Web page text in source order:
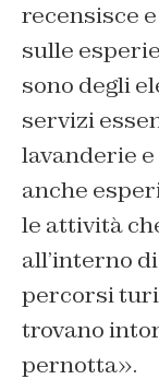
recensisce
sulle
sono degli
servizi
lavanderie e
anche
le attività
all’interno
percorsi
trovano
pernotta».